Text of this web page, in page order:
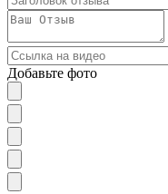
Добавьте фото